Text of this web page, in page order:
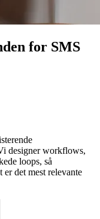
for SMS
designer workflows,
loops, så
det mest relevante